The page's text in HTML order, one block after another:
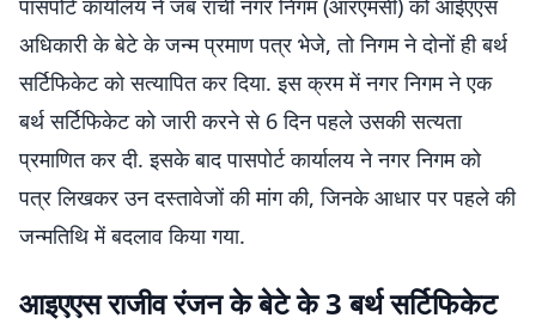
पासपोर्ट कार्यालय ने जब रांची नगर निगम (आरएमसी) को आईएएस
अधिकारी के बेटे के जन्म प्रमाण पत्र भेजे, तो निगम ने दोनों ही बर्थ
सर्टिफिकेट को सत्यापित कर दिया. इस क्रम में नगर निगम ने एक
बर्थ सर्टिफिकेट को जारी करने से 6 दिन पहले उसकी सत्यता
प्रमाणित कर दी. इसके बाद पासपोर्ट कार्यालय ने नगर निगम को
पत्र लिखकर उन दस्तावेजों की मांग की, जिनके आधार पर पहले की
जन्मतिथि में बदलाव किया गया.
आइएएस राजीव रंजन के बेटे के 3 बर्थ सर्टिफिकेट